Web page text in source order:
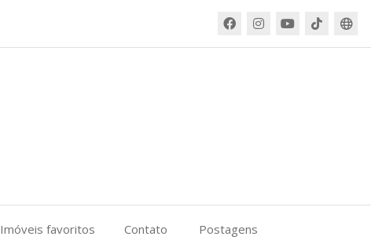
Imóveis favoritos Contato Postagens